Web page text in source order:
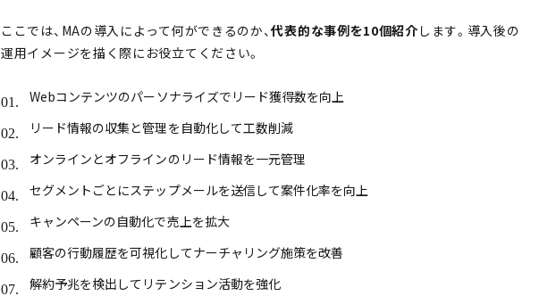
ここでは、MAの導入によって何ができるのか、代表的な事例を10個紹介 します。導入後の
運用イメージを描く際にお役立てください。
Webコンテンツのパーソナライズでリード獲得数を向上
リード情報の収集と管理を自動化して工数削減
オンラインとオフラインのリード情報を一元管理
セグメントごとにステップメールを送信して案件化率を向上
キャンペーンの自動化で売上を拡大
顧客の行動履歴を可視化してナーチャリング施策を改善
解約予兆を検出してリテンション活動を強化